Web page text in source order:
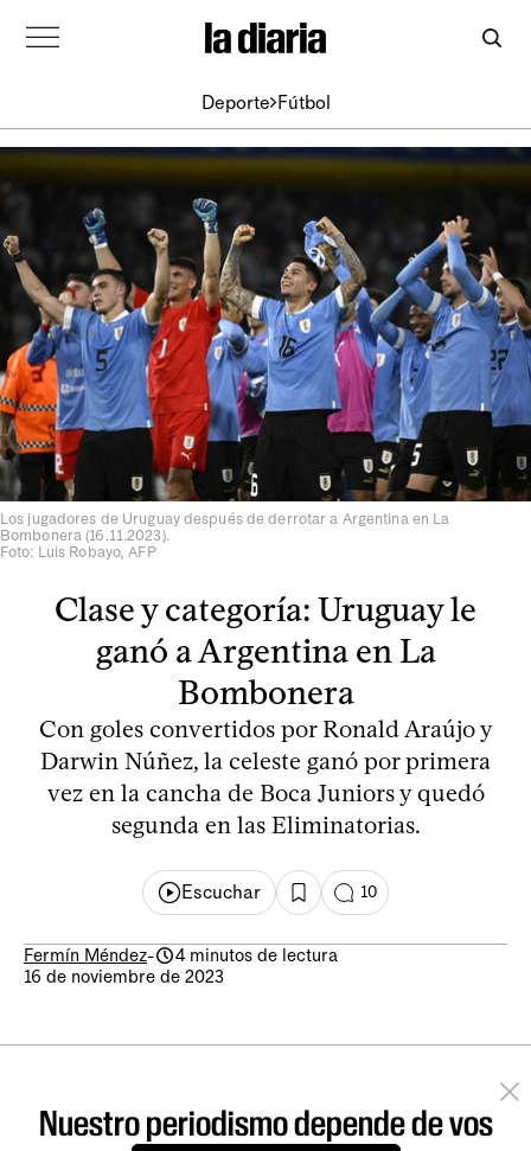
Deporte Fútbol
Los jugadores de Uruguay después de derrotar a Argentina en La
Bombonera (16.11.2023).
Foto: Luis Robayo, AFP
Clase y categoría: Uruguay le
ganó a Argentina en La
Bombonera
Con goles convertidos por Ronald Araújo y
Darwin Núñez, la celeste ganó por primera
vez en la cancha de Boca Juniors y quedó
segunda en las Eliminatorias.
Escuchar 10
Fermín Méndez-
4 minutos de lectura
16 de noviembre de 2023
Nuestro periodismo depende de vos